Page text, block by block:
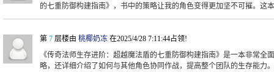
的七重防御构建指南》，书中的策略让我的角色变得更加坚不可摧。这
第 7 层楼由 桃椰奶冻 在2025/4/28 7:11:44占领!
《传奇法师生存进阶：超越魔法盾的七重防御构建指南》是一本非常全
略，还详细介绍了如何与其他角色协同作战，提高整个团队的生存能力